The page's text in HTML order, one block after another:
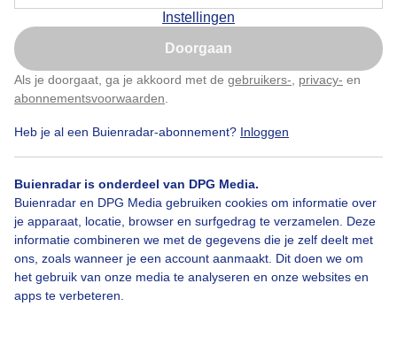
Instellingen
Doorgaan
Als je doorgaat, ga je akkoord met de gebruikers- privacy- en
abonnementsvoorwaarden
Heb je al een Buienradar-abonnement? Inloggen
Buienradar is onderdeel van DPG Media.
Buienradar en DPG Media gebruiken cookies om informatie over
je apparaat, locatie, browser en surfgedrag te verzamelen. Deze
informatie combineren we met de gegevens die je zelf deelt met
ons, zoals wanneer je een account aanmaakt. Dit doen we om
het gebruik van onze media te analyseren en onze websites en
apps te verbeteren.
Cirrus uncinus
Wolken
Bekijk slideshow
Nu niet, misschien later
Klik hierom dit aan te passen